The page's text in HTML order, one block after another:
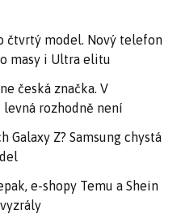
čtvrtý model. Nový telefon
masy i Ultra elitu
česká značka. V
rozhodně není
Galaxy Z? Samsung chystá
e-shopy Temu a Shein